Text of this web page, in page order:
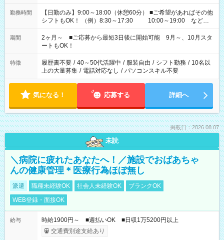
勤務時間
【日勤のみ】9:00～18:00（休憩60分） ■ご希望があればその他
シフトもOK！ （例）8:30～17:30 10:00～19:00 など
「家族とお休みを合わせたい」 「余裕を持って夕飯の準備がし
たい」 「できれば残業はしたくない」 など、ご希望があれば教
えてくださいね。 ※Wワーク希望の方へ 今ご覧のお仕事で希望
する勤務時間と、もう1つのお仕事の勤務時間。 合計で週40時
間を超える場合は応募できません
期間
2ヶ月～ ■ご応募から最短3日後に開始可能 9月～、10月スタ
ートもOK！
特徴 履歴書不要 / 40～50代活躍中 / 服装自由 / シフト勤務 / 10名以
上の大量募集 / 電話対応なし / パソコンスキル不要
気になる！ 応募する 詳細へ
掲載日：2026.08.07
未読
＼病院に疲れたあなたへ！／施設でおばあちゃ
んの健康管理＊医療行為ほぼ無し
派遣 職種未経験OK 社会人未経験OK
ブランクOK
WEB登録・面接OK
給与
時給1900円～ ■週払いOK ■日収1万5200円以上
交通費別途支給あり